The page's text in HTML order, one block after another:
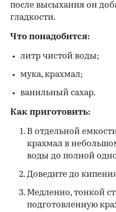
после высыхания он
гладкости.
Что понадобится:
литр чистой воды;
мука, крахмал;
ванильный сахар.
Как приготовить:
В отдельной
крахмал в
воды до полной
Доведите до
Медленно, тонкой
подготовленную